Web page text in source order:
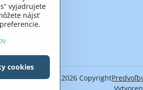
©2026 Copyright
vyjadrujete
nájsť
cookies